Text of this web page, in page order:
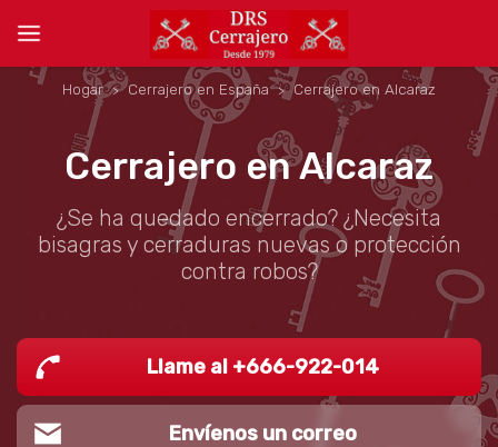
Hogar Cerrajero en España Cerrajero en Alcaraz
Cerrajero en Alcaraz
¿Se ha quedado encerrado? ¿Necesita
bisagras y cerraduras nuevas o protección
contra robos?
Llame al +666-922-014
Envíenos un correo